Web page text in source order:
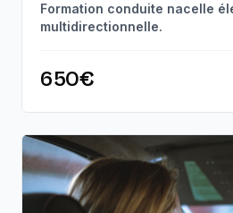
Formation conduite nacelle
multidirectionnelle.
650€